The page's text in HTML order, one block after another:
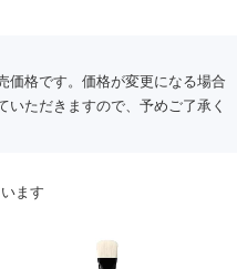
価格です。価格が変更になる場合
ただきますので、予めご了承く
ます